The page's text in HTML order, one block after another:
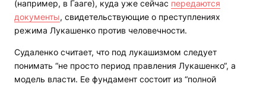
(например, в Гааге), куда уже сейчас передаются
документы, свидетельствующие о преступлениях
режима Лукашенко против человечности.
Судаленко считает, что под лукашизмом следует
понимать “не просто период правления Лукашенко“, а
модель власти. Ее фундамент состоит из “полной